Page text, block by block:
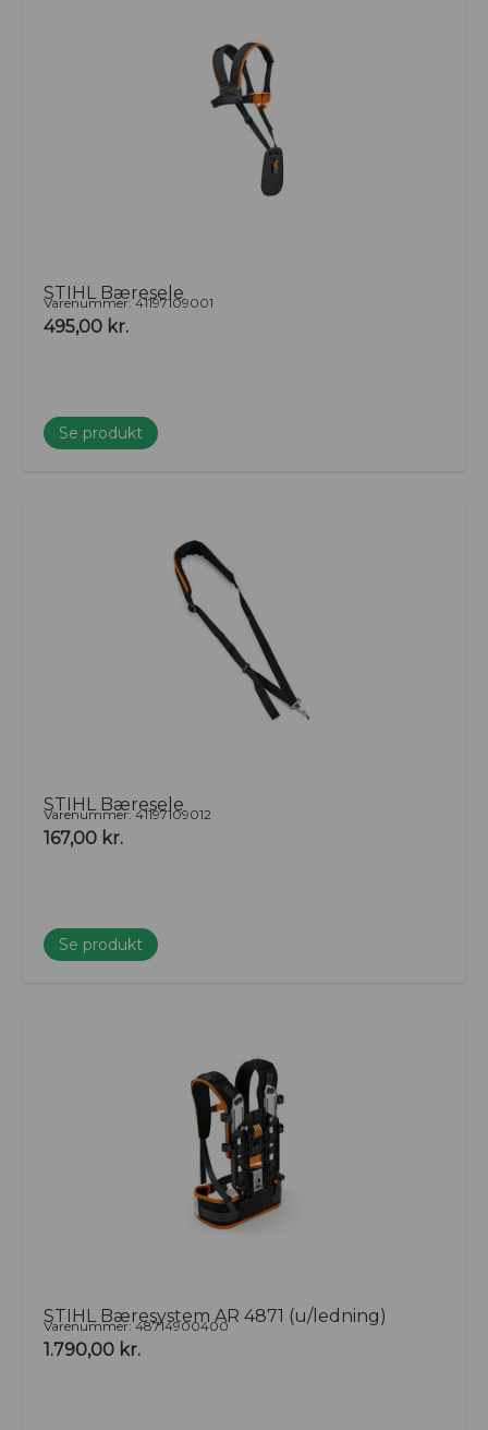
STIHL Bæresele
Varenummer: 41197109001
495,00 kr.
Se produkt
STIHL Bæresele
Varenummer: 41197109012
167,00 kr.
Se produkt
STIHL Bæresystem AR 4871 (u/ledning)
Varenummer: 48714900400
1.790,00 kr.